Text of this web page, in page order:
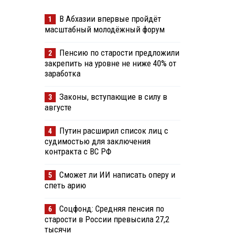
1
В Абхазии впервые пройдёт
масштабный молодёжный форум
2
Пенсию по старости предложили
закрепить на уровне не ниже 40% от
заработка
3
Законы, вступающие в силу в
августе
4
Путин расширил список лиц с
судимостью для заключения
контракта с ВС РФ
5
Сможет ли ИИ написать оперу и
спеть арию
6
Соцфонд: Средняя пенсия по
старости в России превысила 27,2
тысячи